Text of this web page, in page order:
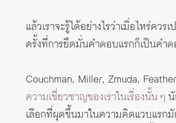
แล้วเราจะรู้ได้อย่างไรว่าเมื่อไหร่
ครั้งที่การยึดมั่นคำตอบแรกก็เป็นคำ
Couchman, Miller, Zmuda,
ความเชี่ยวชาญของเราในเรื่องนั้น ๆ
เลือกที่ผุดขึ้นมาในความคิดแวบแรก